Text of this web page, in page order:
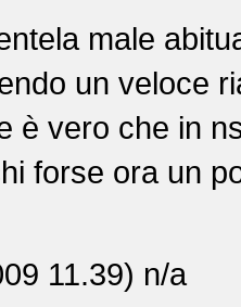
male
un veloce
è vero che in
forse ora un
11.39) n/a